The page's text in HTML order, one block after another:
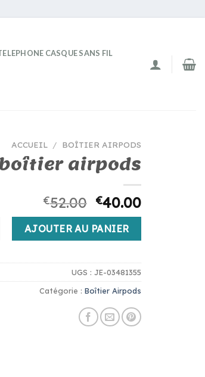
CASQUE SANS FIL
ACCUEIL / BOÎTIER AIRPODS
boîtier airpods
€52.00 €40.00
airpods
AJOUTER AU PANIER
UGS : JE-03481355
Catégorie : Boîtier Airpods